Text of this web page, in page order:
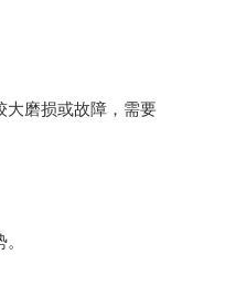
大磨损或故障，需要